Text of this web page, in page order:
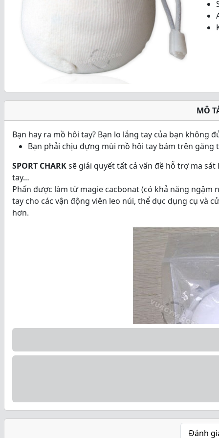
MÔ
Bạn hay ra mồ hôi tay? Bạn lo lắng tay của bạn không
Bạn phải chịu đựng mùi mồ hôi tay bám trên găng
SPORT CHARKsẽ giải quyết tất cả vấn đề hỗ trợ ma
tay…
Phấn được làm từ magie cacbonat (có khả năng
tay cho các vận động viên leo núi, thể dục dụng cụ và
hơn.
Đánh